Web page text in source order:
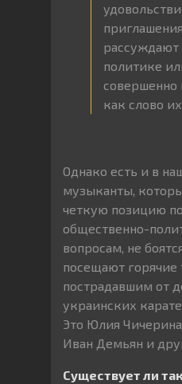
рассуждают
политике
совершенно
как слово
Однако есть и в
музыканты,
четкую позицию
общественно-
вопросам, не
посещают горячие
пострадавшим от
украинских
Это Юлия
Иван Демьян и
Существует ли